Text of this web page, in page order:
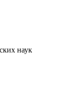
наук